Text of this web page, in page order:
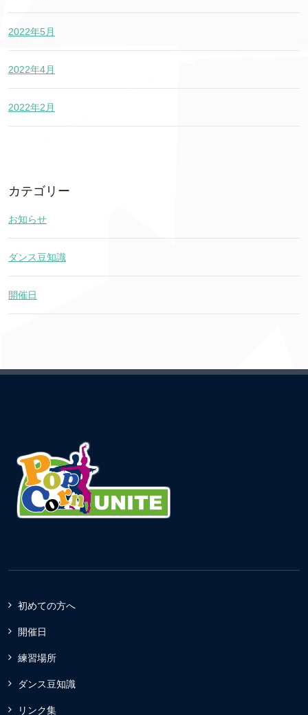
2022年5月
2022年4月
2022年2月
カテゴリー
お知らせ
ダンス豆知識
開催日
初めての方へ
開催日
練習場所
ダンス豆知識
リンク集